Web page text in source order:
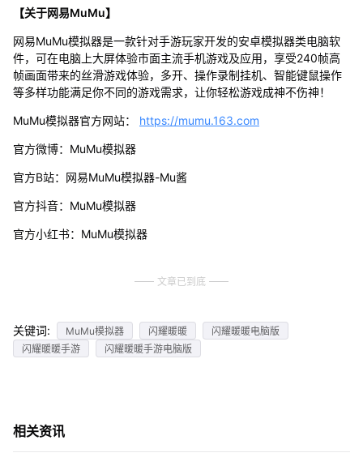
【关于网易MuMu】
网易MuMu模拟器是一款针对手游玩家开发的安卓模拟器类电脑软
件，可在电脑上大屏体验市面主流手机游戏及应用，享受240帧高
帧画面带来的丝滑游戏体验，多开、操作录制挂机、智能键鼠操作
等多样功能满足你不同的游戏需求，让你轻松游戏成神不伤神！
MuMu模拟器官方网站： https://mumu.163.com
官方微博：MuMu模拟器
官方B站：网易MuMu模拟器-Mu酱
官方抖音：MuMu模拟器
官方小红书：MuMu模拟器
文章已到底
关键词: MuMu模拟器 闪耀暖暖
闪耀暖暖电脑版
闪耀暖暖手游
闪耀暖暖手游电脑版
相关资讯